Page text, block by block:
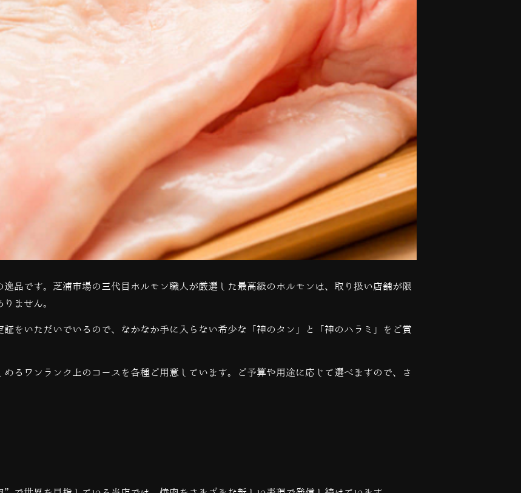
逸品です。芝浦市場の三代目ホルモン職人が厳選した最高級のホルモンは、取り扱い店舗が限
ません。
をいただいでいるので、なかなか手に入らない希少な「神のタン」と「神のハラミ」をご賞
るワンランク上のコースを各種ご用意しています。ご予算や用途に応じて選べますので、さ